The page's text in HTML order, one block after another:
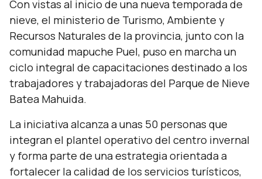
Con vistas al inicio de una nueva temporada de
nieve, el ministerio de Turismo, Ambiente y
Recursos Naturales de la provincia, junto con la
comunidad mapuche Puel, puso en marcha un
ciclo integral de capacitaciones destinado a los
trabajadores y trabajadoras del Parque de Nieve
Batea Mahuida.
La iniciativa alcanza a unas 50 personas que
integran el plantel operativo del centro invernal
y forma parte de una estrategia orientada a
fortalecer la calidad de los servicios turísticos,